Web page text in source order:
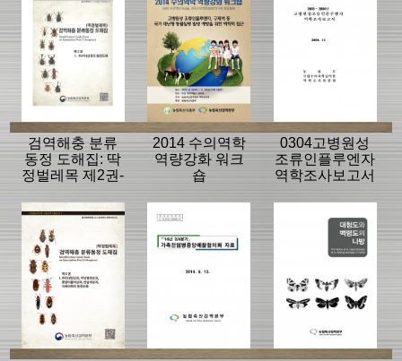
검역해충 분류
동정 도해집: 딱
정벌레목 제2권-
동정도해
2014 수의역학
역량강화 워크
숍
0304고병원성
조류인플루엔자
역학조사보고서